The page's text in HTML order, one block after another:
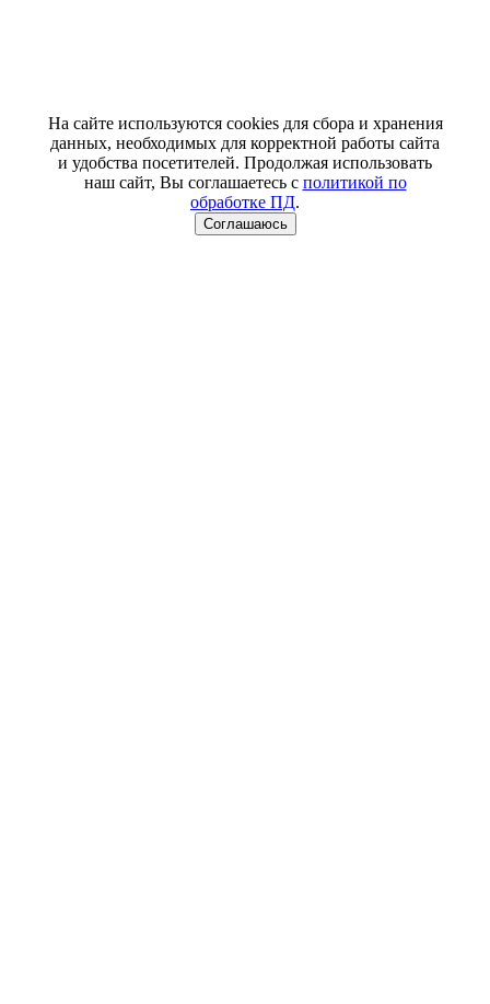
На сайте используются cookies для сбора и хранения
данных, необходимых для корректной работы сайта
и удобства посетителей. Продолжая использовать
наш сайт, Вы соглашаетесь с политикой по
обработке ПД.
Соглашаюсь